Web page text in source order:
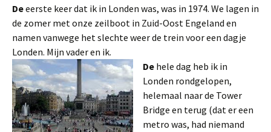
Deeerste keer dat ik in Londen was, was in 1974. We lagen in
de zomer met onze zeilboot in Zuid-Oost Engeland en
namen vanwege het slechte weer de trein voor een dagje
Londen. Mijn vader en ik.
De hele dag heb ik in
Londen rondgelopen,
helemaal naar de Tower
Bridge en terug (dat er een
metro was, had niemand